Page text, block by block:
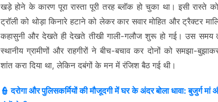
खड़े होने के कारण पूरा रास्ता पूरी तरह ब्लॉक हो चुका था। इसी रास्ते
ट्रॉली को थोड़ा किनारे हटाने को लेकर कार सवार मोहित और ट्रैक्टर
कहासुनी और देखते ही देखते तीखी गाली-गलौज शुरू हो गई। उस समय
स्थानीय ग्रामीणों और राहगीरों ने बीच-बचाव कर दोनों को समझा-
शांत करा दिया था, लेकिन दबंगों के मन में रंजिश बैठ गई थी।
👮 दरोगा और पुलिसकर्मियों की मौजूदगी में घर के अंदर बोला धावा: बुजुर्ग मां